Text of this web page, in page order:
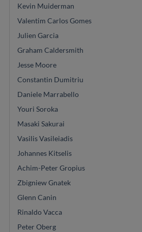
Kevin Muiderman
Valentim Carlos Gomes
Julien Garcia
Graham Caldersmith
Jesse Moore
Constantin Dumitriu
Daniele Marrabello
Youri Soroka
Masaki Sakurai
Vasilis Vasileiadis
Johannes Kitselis
Achim-Peter Gropius
Zbigniew Gnatek
Glenn Canin
Rinaldo Vacca
Peter Oberg